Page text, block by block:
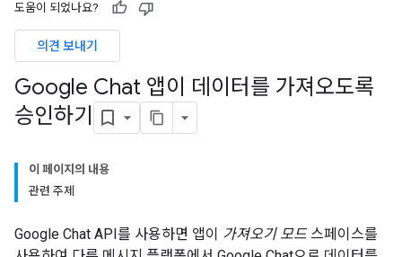
도움이 되었나요?
의견 보내기
Google Chat 앱이 데이터를 가져오도록
승인하기
이 페이지의 내용
관련 주제
Google Chat API를 사용하면 앱이 가져오기 모드 스페이스를